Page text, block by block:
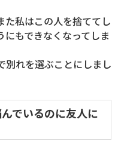
た私はこの人を捨ててし
にもできなくなってしま
別れを選ぶことにしまし
でいるのに友人に